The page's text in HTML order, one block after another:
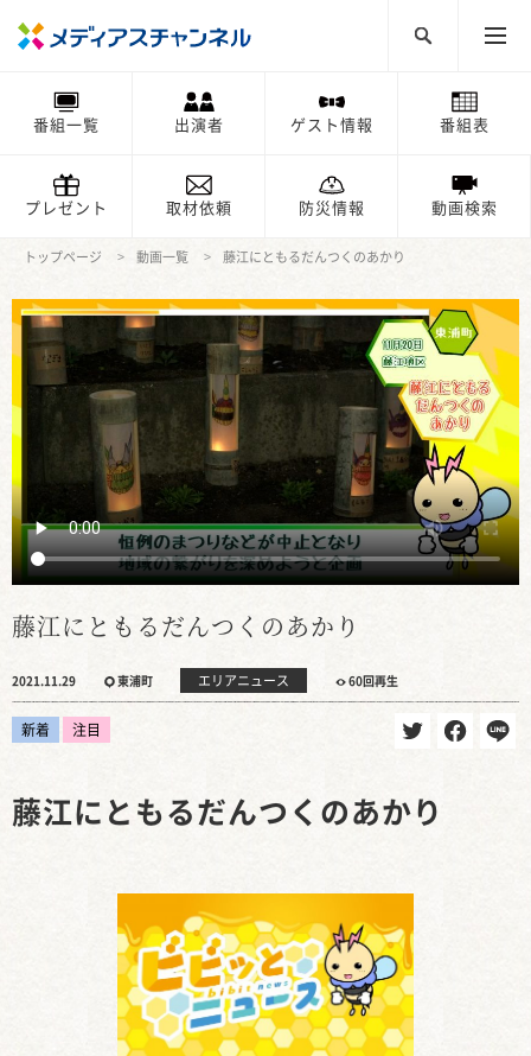
番組一覧 出演者 ゲスト情報 番組表
プレゼント 取材依頼 防災情報 動画検索
トップページ 動画一覧 藤江にともるだんつくのあかり
藤江にともるだんつくのあかり
2021.11.29 東浦町 エリアニュース 60回再生
新着 注目
藤江にともるだんつくのあかり